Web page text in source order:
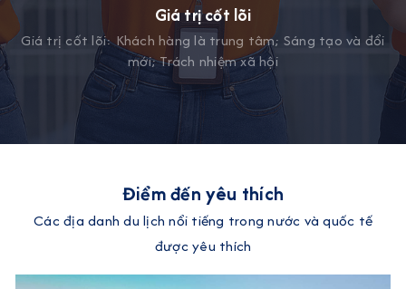
Giá trị cốt lõi
Giá trị cốt lõi: Khách hàng là trung tâm; Sáng tạo và đổi
mới; Trách nhiệm xã hội
Điểm đến yêu thích
Các địa danh du lịch nổi tiếng trong nước và quốc tế
được yêu thích